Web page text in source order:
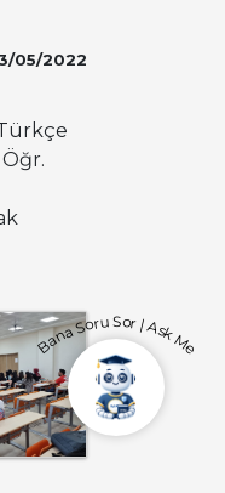
05/2022
Bana Soru Sor | Ask Me